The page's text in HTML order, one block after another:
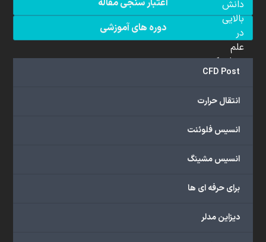
اعتبار سنجی مقاله
دوره های آموزشی
CFD Post
انتقال حرارت
انسیس فلوئنت
انسیس مشینگ
برای حرفه ای ها
دیزاین مدلر
دانش
بالایی
در
علم
دینامیک
سیالات
(CFD)
هستند.
ما
گسترده‌ای
با